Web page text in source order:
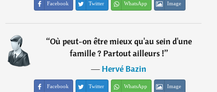
Facebook Twitter WhatsApp Image
“Où peut-on être mieux qu'au sein d'une
famille ? Partout ailleurs !”
―Hervé Bazin
Facebook Twitter WhatsApp Image